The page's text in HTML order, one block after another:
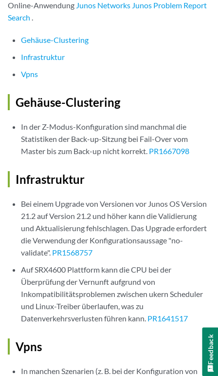
Online-Anwendung Junos Networks Junos Problem Report
Search .
Gehäuse-Clustering
Infrastruktur
Vpns
Gehäuse-Clustering
In der Z-Modus-Konfiguration sind manchmal die
Statistiken der Back-up-Sitzung bei Fail-Over vom
Master bis zum Back-up nicht korrekt. PR1667098
Infrastruktur
Bei einem Upgrade von Versionen vor Junos OS Version
21.2 auf Version 21.2 und höher kann die Validierung
und Aktualisierung fehlschlagen. Das Upgrade erfordert
die Verwendung der Konfigurationsaussage "no-
validate". PR1568757
Auf SRX4600 Plattform kann die CPU bei der
Überprüfung der Vernunft aufgrund von
Inkompatibilitätsproblemen zwischen ukern Scheduler
und Linux-Treiber überlaufen, was zu
Datenverkehrsverlusten führen kann. PR1641517
Vpns
In manchen Szenarien (z. B. bei der Konfiguration von
Feedback